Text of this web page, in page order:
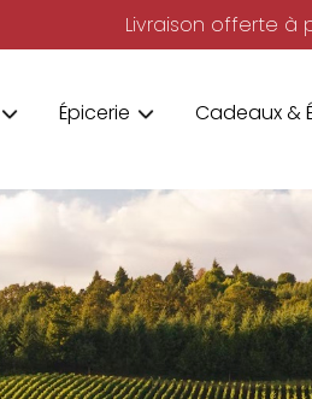
Livraison offerte à
Épicerie Cadeaux &